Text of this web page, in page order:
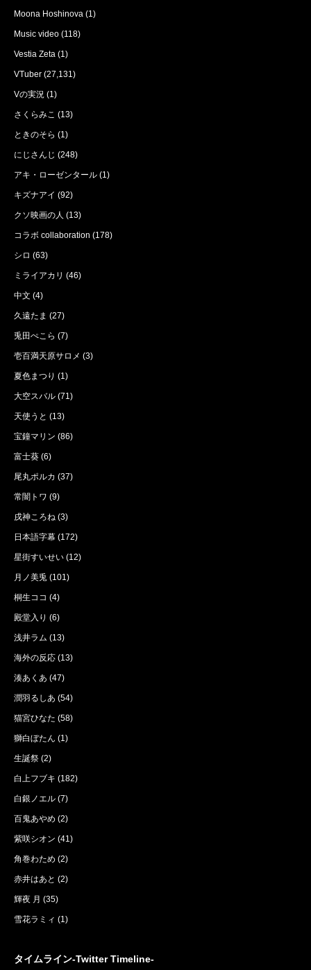
Moona Hoshinova (1)
Music video (118)
Vestia Zeta (1)
VTuber (27,131)
Vの実況 (1)
さくらみこ (13)
ときのそら (1)
にじさんじ (248)
アキ・ローゼンタール (1)
キズナアイ (92)
クソ映画の人 (13)
コラボ collaboration (178)
シロ (63)
ミライアカリ (46)
中文 (4)
久遠たま (27)
兎田ぺこら (7)
壱百満天原サロメ (3)
夏色まつり (1)
大空スバル (71)
天使うと (13)
宝鐘マリン (86)
富士葵 (6)
尾丸ポルカ (37)
常闇トワ (9)
戌神ころね (3)
日本語字幕 (172)
星街すいせい (12)
月ノ美兎 (101)
桐生ココ (4)
殿堂入り (6)
浅井ラム (13)
海外の反応 (13)
湊あくあ (47)
潤羽るしあ (54)
猫宮ひなた (58)
獅白ぼたん (1)
生誕祭 (2)
白上フブキ (182)
白銀ノエル (7)
百鬼あやめ (2)
紫咲シオン (41)
角巻わため (2)
赤井はあと (2)
輝夜 月 (35)
雪花ラミィ (1)
タイムライン-Twitter Timeline-